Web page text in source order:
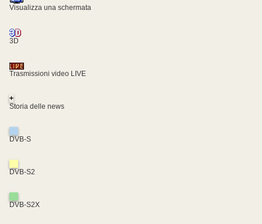
Visualizza una schermata
3D
Trasmissioni video LIVE
+
Storia delle news
DVB-S
DVB-S2
DVB-S2X